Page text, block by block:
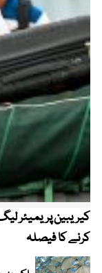
کرنے کا فیصلہ